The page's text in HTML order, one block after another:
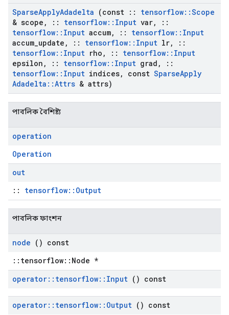
SparseApplyAdadelta (const :: tensorflow::Scope
& scope , :: tensorflow:: Input var,
::
tensorflow:: Input accum, :: tensorflow:: Input
accum update , :: tensorflow:: Input lr,
::
tensorflow:: Input rho , :: tensorflow:: Input
epsilon , :: tensorflow:: Input grad ,
::
tensorflow:: Input indices, const SparseApply
Adadelta ::Attrs & attrs)
পাবলিক বৈশিষ্ট্য
operation
Operation
out
:: tensorflow::Output
পাবলিক ফাংশন
node () const
::tensorflow::Node *
operator:: tensorflow:: Input () const
operator:: tensorflow:: Output () const